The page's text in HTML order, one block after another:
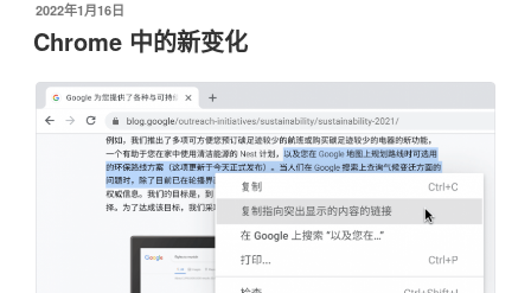
发
布
于
2022年1月16日
Chrome 中的新变化